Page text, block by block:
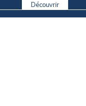
Découvrir